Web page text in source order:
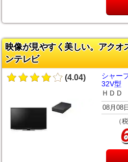
映像が見やすく美しい。アク
ンテレビ
(4.04)
シャー
32V型
ＨＤＤ
08月08
（